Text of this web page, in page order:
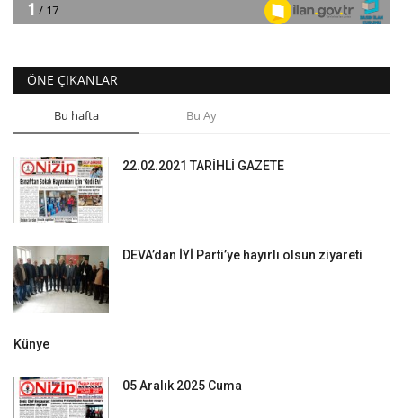
ÖNE ÇIKANLAR
Bu hafta Bu Ay
22.02.2021 TARİHLİ GAZETE
DEVA’dan İYİ Parti’ye hayırlı olsun ziyareti
Künye
05 Aralık 2025 Cuma